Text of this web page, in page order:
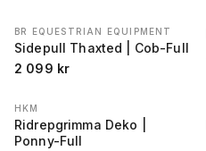
BR EQUESTRIAN EQUIPMENT
Sidepull Thaxted | Cob-Full
2 099 kr
HKM
Ridrepgrimma Deko |
Ponny-Full